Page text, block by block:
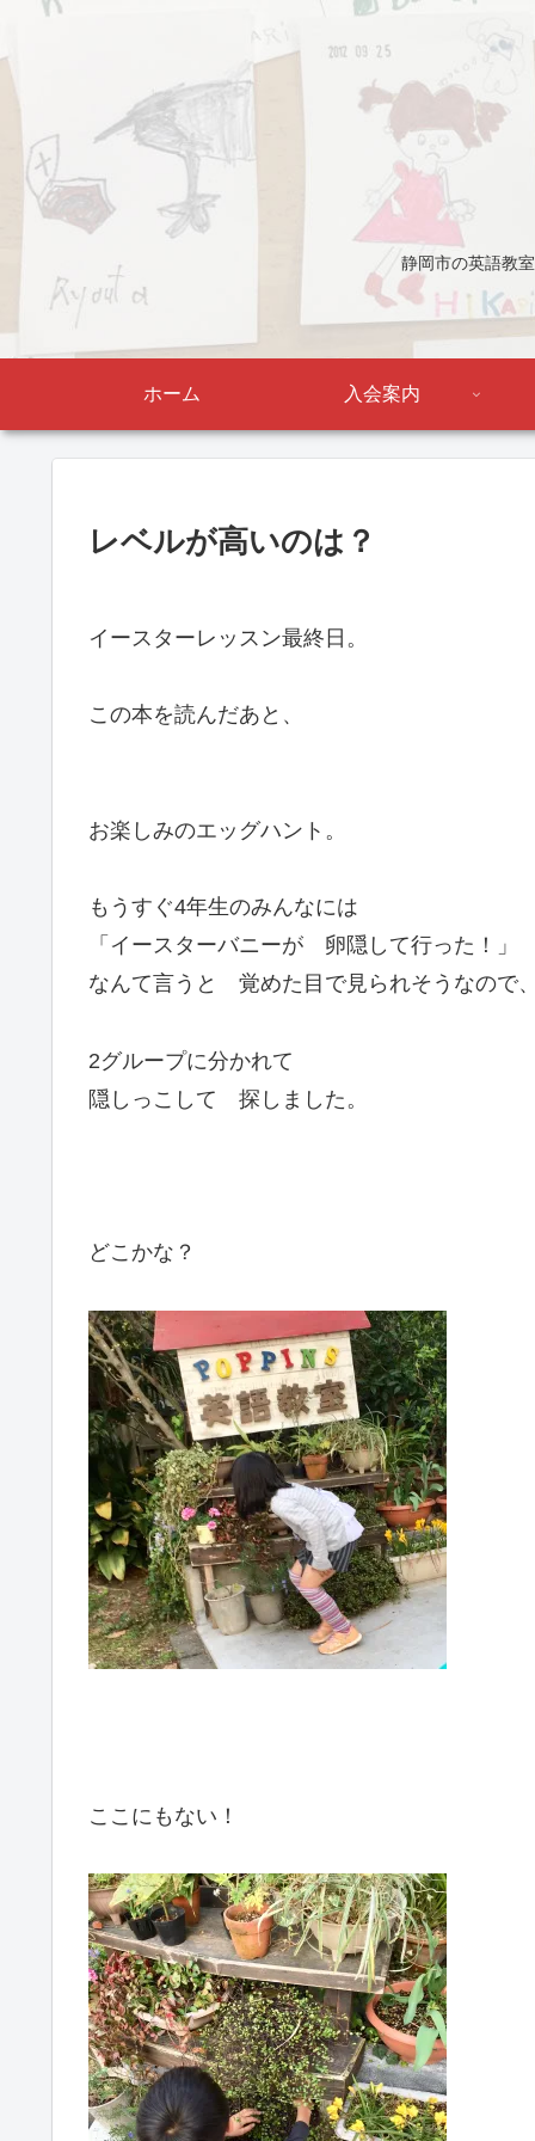
静岡市の英語教
ホーム 入会案内
レベルが高いのは？
イースターレッスン最終日。
この本を読んだあと、
お楽しみのエッグハント。
もうすぐ4年生のみんなには
「イースターバニーが 卵隠して行った！」
なんて言うと 覚めた目で見られそうなので
2グループに分かれて
隠しっこして 探しました。
どこかな？
ここにもない！